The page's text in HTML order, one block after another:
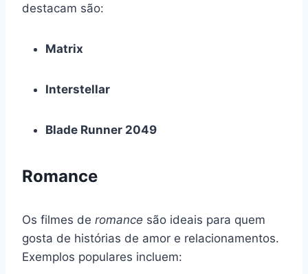
destacam são:
Matrix
Interstellar
Blade Runner 2049
Romance
Os filmes de romance são ideais para quem
gosta de histórias de amor e relacionamentos.
Exemplos populares incluem: